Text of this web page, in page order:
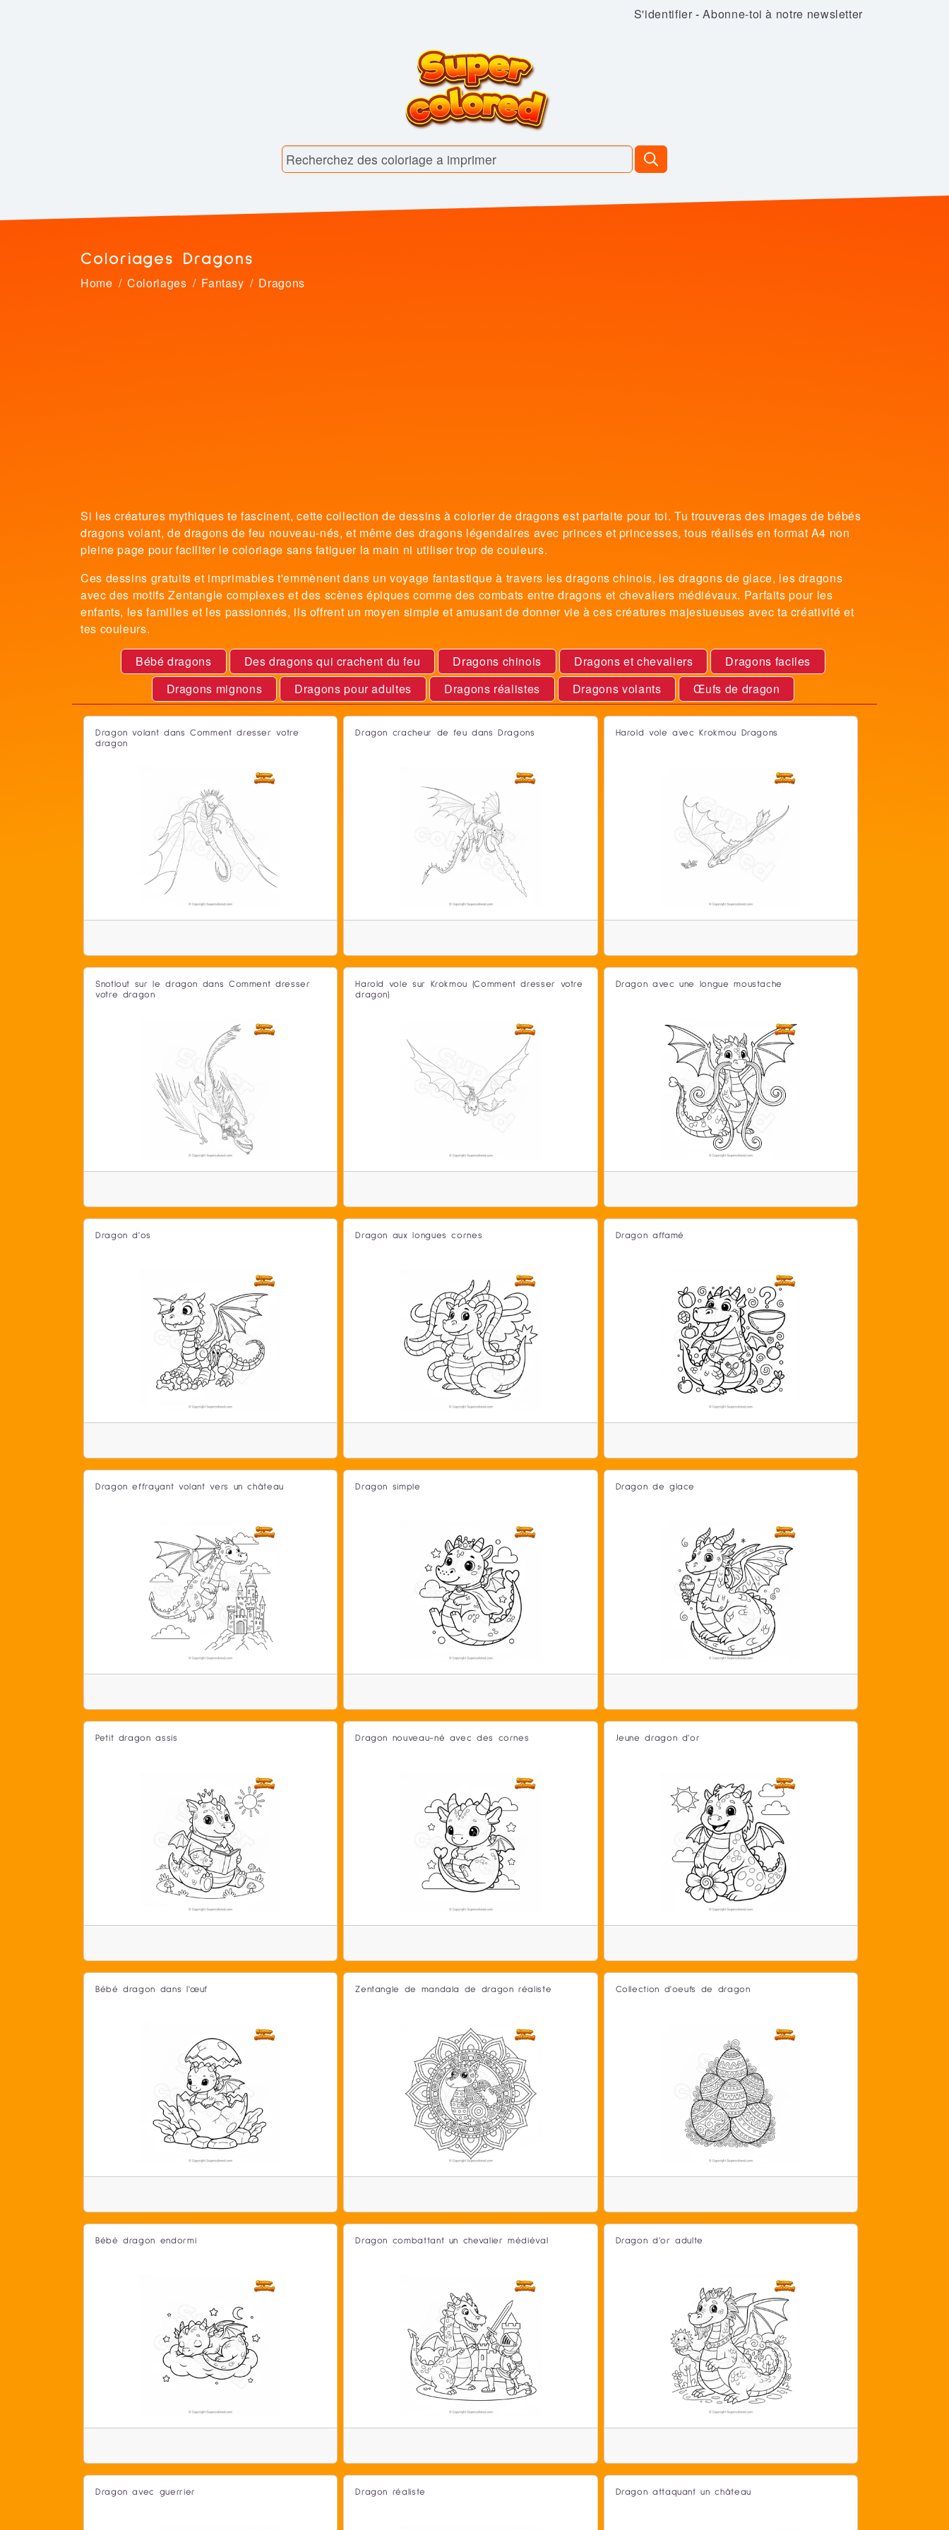
S'identifier -Abonne-toi à notre newsletter
Coloriages Dragons
Home Coloriages Fantasy Dragons
Si les créatures mythiques te fascinent, cette collection de dessins à colorier de dragons est parfaite pour toi. Tu trouveras des images de bébés
dragons volant, de dragons de feu nouveau-nés, et même des dragons légendaires avec princes et princesses, tous réalisés en format A4 non
pleine page pour faciliter le coloriage sans fatiguer la main ni utiliser trop de couleurs.
Ces dessins gratuits et imprimables t'emmènent dans un voyage fantastique à travers les dragons chinois, les dragons de glace, les dragons
avec des motifs Zentangle complexes et des scènes épiques comme des combats entre dragons et chevaliers médiévaux. Parfaits pour les
enfants, les familles et les passionnés, ils offrent un moyen simple et amusant de donner vie à ces créatures majestueuses avec ta créativité et
tes couleurs.
Bébé dragons
Des dragons qui crachent du feu Dragons chinois Dragons et chevaliers
Dragons faciles
Dragons mignons
Dragons pour adultes Dragons réalistes Dragons volants Œufs de dragon
Dragon volant dans Comment dresser votre
dragon
Dragon cracheur de feu dans Dragons Harold vole avec Krokmou Dragons
Snotlout sur le dragon dans Comment dresser
votre dragon
Harold vole sur Krokmou (Comment dresser votre
dragon)
Dragon avec une longue moustache
Dragon d'os Dragon aux longues cornes Dragon affamé
Dragon effrayant volant vers un château Dragon simple Dragon de glace
Petit dragon assis Dragon nouveau-né avec des cornes Jeune dragon d'or
Bébé dragon dans l'œuf Zentangle de mandala de dragon réaliste Collection d'oeufs de dragon
Bébé dragon endormi Dragon combattant un chevalier médiéval Dragon d'or adulte
Dragon avec guerrier Dragon réaliste Dragon attaquant un château